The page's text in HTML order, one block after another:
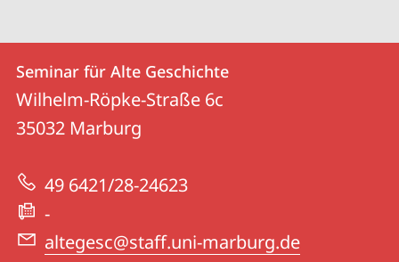
Kontakt
und
Informationen
zur
Website
Kontaktinformationen
Seminar
für
Alte
Geschichte
Seminar für Alte Geschichte
Wilhelm-Röpke-Straße 6c
35032 Marburg
49 6421/28-24623
-
altegesc@staff.uni-marburg.de